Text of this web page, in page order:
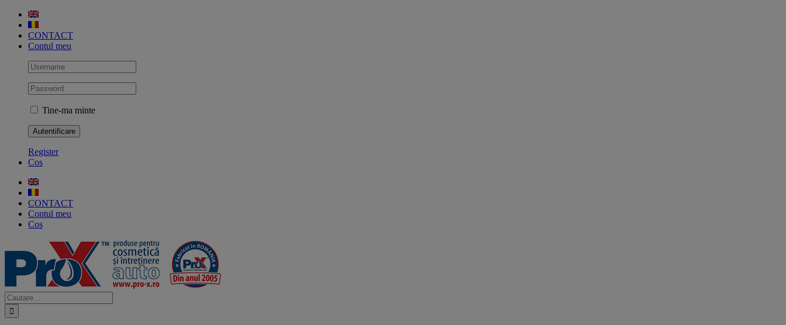
Skip
contentCONTACT
Contul meu
Tine-ma minte
Register
Cos
CONTACT
Contul meu
Cos
Cautare...